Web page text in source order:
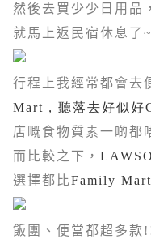
然後去買少少日用品
就馬上返民宿休息了 ~
行程上我經常都會去
Mart，聽落去好似好
店嘅食物質素一啲都
而比較之下，
選擇都比Family Mart
飯團、便當都超多款